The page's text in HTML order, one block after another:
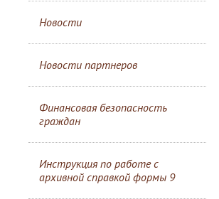
Новости
Новости партнеров
Финансовая безопасность
граждан
Инструкция по работе с
архивной справкой формы 9